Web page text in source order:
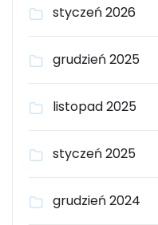
styczeń 2026
grudzień 2025
listopad 2025
styczeń 2025
grudzień 2024